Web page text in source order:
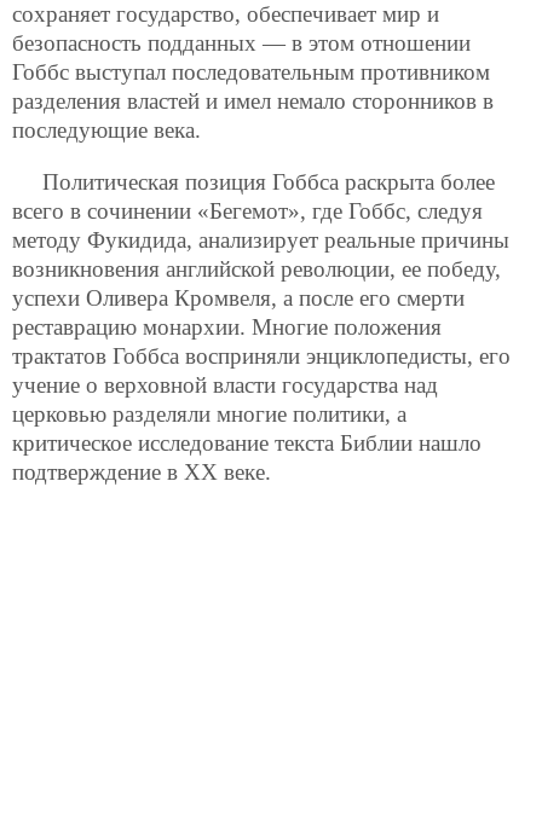
сохраняет государство, обеспечивает мир и
безопасность подданных — в этом отношении
Гоббс выступал последовательным противником
разделения властей и имел немало сторонников в
последующие века.
Политическая позиция Гоббса раскрыта более
всего в сочинении «Бегемот», где Гоббс, следуя
методу Фукидида, анализирует реальные причины
возникновения английской революции, ее победу,
успехи Оливера Кромвеля, а после его смерти
реставрацию монархии. Многие положения
трактатов Гоббса восприняли энциклопедисты, его
учение о верховной власти государства над
церковью разделяли многие политики, а
критическое исследование текста Библии нашло
подтверждение в ХХ веке.